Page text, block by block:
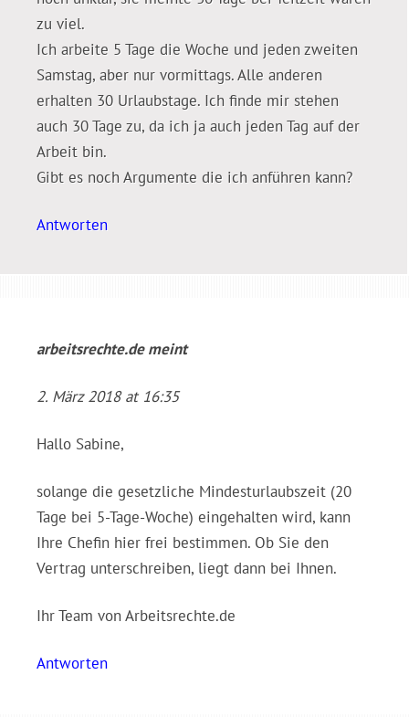
zu viel.
Ich arbeite 5 Tage die Woche und jeden zweiten
Samstag, aber nur vormittags. Alle anderen
erhalten 30 Urlaubstage. Ich finde mir stehen
auch 30 Tage zu, da ich ja auch jeden Tag auf der
Arbeit bin.
Gibt es noch Argumente die ich anführen kann?
Antworten
arbeitsrechte.demeint
2. März 2018 at 16:35
Hallo Sabine,
solange die gesetzliche Mindesturlaubszeit (20
Tage bei 5-Tage-Woche) eingehalten wird, kann
Ihre Chefin hier frei bestimmen. Ob Sie den
Vertrag unterschreiben, liegt dann bei Ihnen.
Ihr Team von Arbeitsrechte.de
Antworten